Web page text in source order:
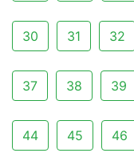
30 31 32
37 38 39
44 45 46